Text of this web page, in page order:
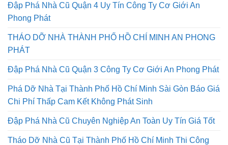
Đập Phá Nhà Cũ Quận 4 Uy Tín Công Ty Cơ Giới An
Phong Phát
THÁO DỠ NHÀ THÀNH PHỐ HỒ CHÍ MINH AN PHONG
PHÁT
Đập Phá Nhà Cũ Quận 3 Công Ty Cơ Giới An Phong Phát
Phá Dỡ Nhà Tại Thành Phố Hồ Chí Minh Sài Gòn Báo Giá
Chi Phí Thấp Cam Kết Không Phát Sinh
Đập Phá Nhà Cũ Chuyên Nghiệp An Toàn Uy Tín Giá Tốt
Tháo Dỡ Nhà Cũ Tại Thành Phố Hồ Chí Minh Thi Công